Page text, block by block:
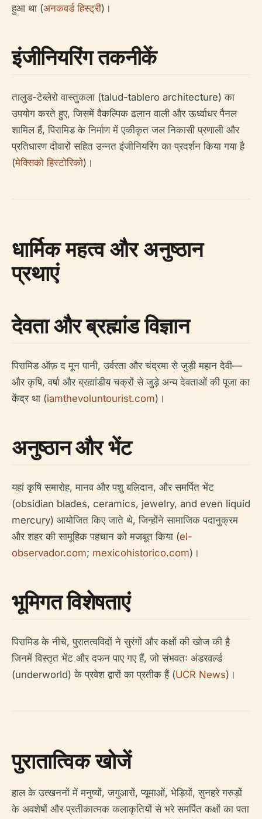
हुआ था (अनकवर्ड हिस्ट्री)।
इंजीनियरिंग तकनीकें
तालुड-टेब्लेरो वास्तुकला (talud-tablero architecture) का
उपयोग करते हुए, जिसमें वैकल्पिक ढलान वाली और ऊर्ध्वाधर पैनल
शामिल हैं, पिरामिड के निर्माण में एकीकृत जल निकासी प्रणाली और
प्रतिधारण दीवारों सहित उन्नत इंजीनियरिंग का प्रदर्शन किया गया है
(मेक्सिको हिस्टोरिको)।
धार्मिक महत्व और अनुष्ठान
प्रथाएं
देवता और ब्रह्मांड विज्ञान
पिरामिड ऑफ़ द मून पानी, उर्वरता और चंद्रमा से जुड़ी महान देवी—
और कृषि, वर्षा और ब्रह्मांडीय चक्रों से जुड़े अन्य देवताओं की पूजा का
केंद्र था (iamthevoluntourist.com)।
अनुष्ठान और भेंट
यहां कृषि समारोह, मानव और पशु बलिदान, और समर्पित भेंट
(obsidian blades, ceramics, jewelry, and even liquid
mercury) आयोजित किए जाते थे, जिन्होंने सामाजिक पदानुक्रम
और शहर की सामूहिक पहचान को मजबूत किया (el-
observador.com; mexicohistorico.com)।
भूमिगत विशेषताएं
पिरामिड के नीचे, पुरातत्वविदों ने सुरंगों और कक्षों की खोज की है
जिनमें विस्तृत भेंट और दफन पाए गए हैं, जो संभवतः अंडरवर्ल्ड
(underworld) के प्रवेश द्वारों का प्रतीक हैं (UCR News)।
पुरातात्विक खोजें
हाल के उत्खननों में मनुष्यों, जगुआरों, प्यूमाओं, भेड़ियों, सुनहरे गरुड़ों
के अवशेषों और प्रतीकात्मक कलाकृतियों से भरे समर्पित कक्षों का पता